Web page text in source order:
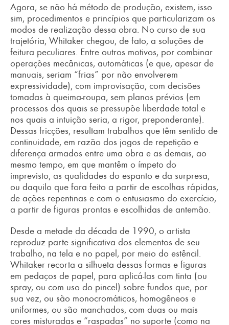
Agora, se não há método de produção, existem, isso
sim, procedimentos e princípios que particularizam os
modos de realização dessa obra. No curso de sua
trajetória, Whitaker chegou, de fato, a soluções de
feitura peculiares. Entre outros motivos, por combinar
operações mecânicas, automáticas (e que, apesar de
manuais, seriam “frias” por não envolverem
expressividade), com improvisação, com decisões
tomadas à queima-roupa, sem planos prévios (em
processos dos quais se pressupõe liberdade total e
nos quais a intuição seria, a rigor, preponderante).
Dessas fricções, resultam trabalhos que têm sentido de
continuidade, em razão dos jogos de repetição e
diferença armados entre uma obra e as demais, ao
mesmo tempo, em que mantêm o ímpeto do
imprevisto, as qualidades do espanto e da surpresa,
ou daquilo que fora feito a partir de escolhas rápidas,
de ações repentinas e com o entusiasmo do exercício,
a partir de figuras prontas e escolhidas de antemão.
Desde a metade da década de 1990, o artista
reproduz parte significativa dos elementos de seu
trabalho, na tela e no papel, por meio do estêncil.
Whitaker recorta a silhueta dessas formas e figuras
em pedaços de papel, para aplicá-las com tinta (ou
spray, ou com uso do pincel) sobre fundos que, por
sua vez, ou são monocromáticos, homogêneos e
uniformes, ou são manchados, com duas ou mais
cores misturadas e “raspadas” no suporte (como na